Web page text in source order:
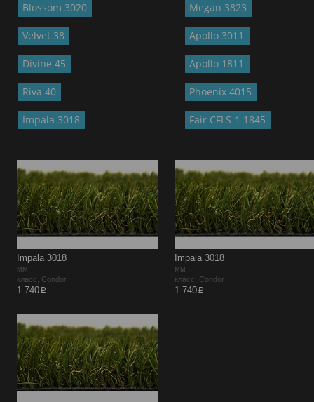
Blossom 3020 Megan 3823
Velvet 38 Apollo 3011
Divine 45 Apollo 1811
Riva 40 Phoenix 4015
Impala 3018 Fair CFLS-1 1845
Impala 3018
мм
класс, Condor
1 740p
Impala 3018
мм
класс, Condor
1 740p